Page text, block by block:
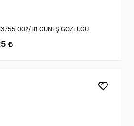
002/B1 GÜNEŞ GÖZLÜĞÜ